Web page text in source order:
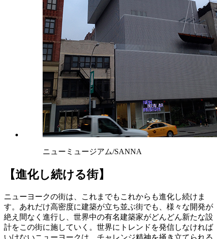
ニューミュージアム/SANNA
【進化し続ける街】
ニューヨークの街は、これまでもこれからも進化し続けま
す。あれだけ高密度に建築が立ち並ぶ街でも、様々な開発が
絶え間なく進行し、世界中の有名建築家がどんどん新たな設
計をこの街に施していく。世界にトレンドを発信しなければ
いけないニューヨークは、チャレンジ精神を掻き立てられる